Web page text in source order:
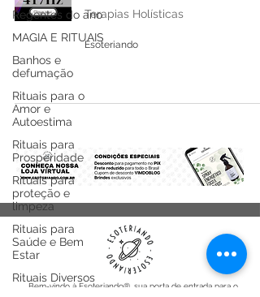
Regentes do ano
MAGIA E RITUAIS
Banhos e
defumação
Rituais para o
Amor e
Autoestima
Rituais para
Prosperidade
Rituais para
proteção e
limpeza
Rituais para
Saúde e Bem
Estar
Rituais Diversos
Terapias Holísticas
Esoteriando
Bem-vindo à Esoteriando®, sua porta de entrada para o